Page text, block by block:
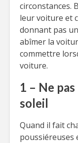
circonstances.
leur voiture et
donnant pas
abîmer la
commettre
voiture.
1 – Ne
soleil
Quand il fait
poussiéreuses